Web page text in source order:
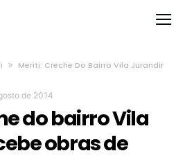
Meriti: Creche Do Bairro Vila Jurandir
de 2014
do bairro Vila
obras de